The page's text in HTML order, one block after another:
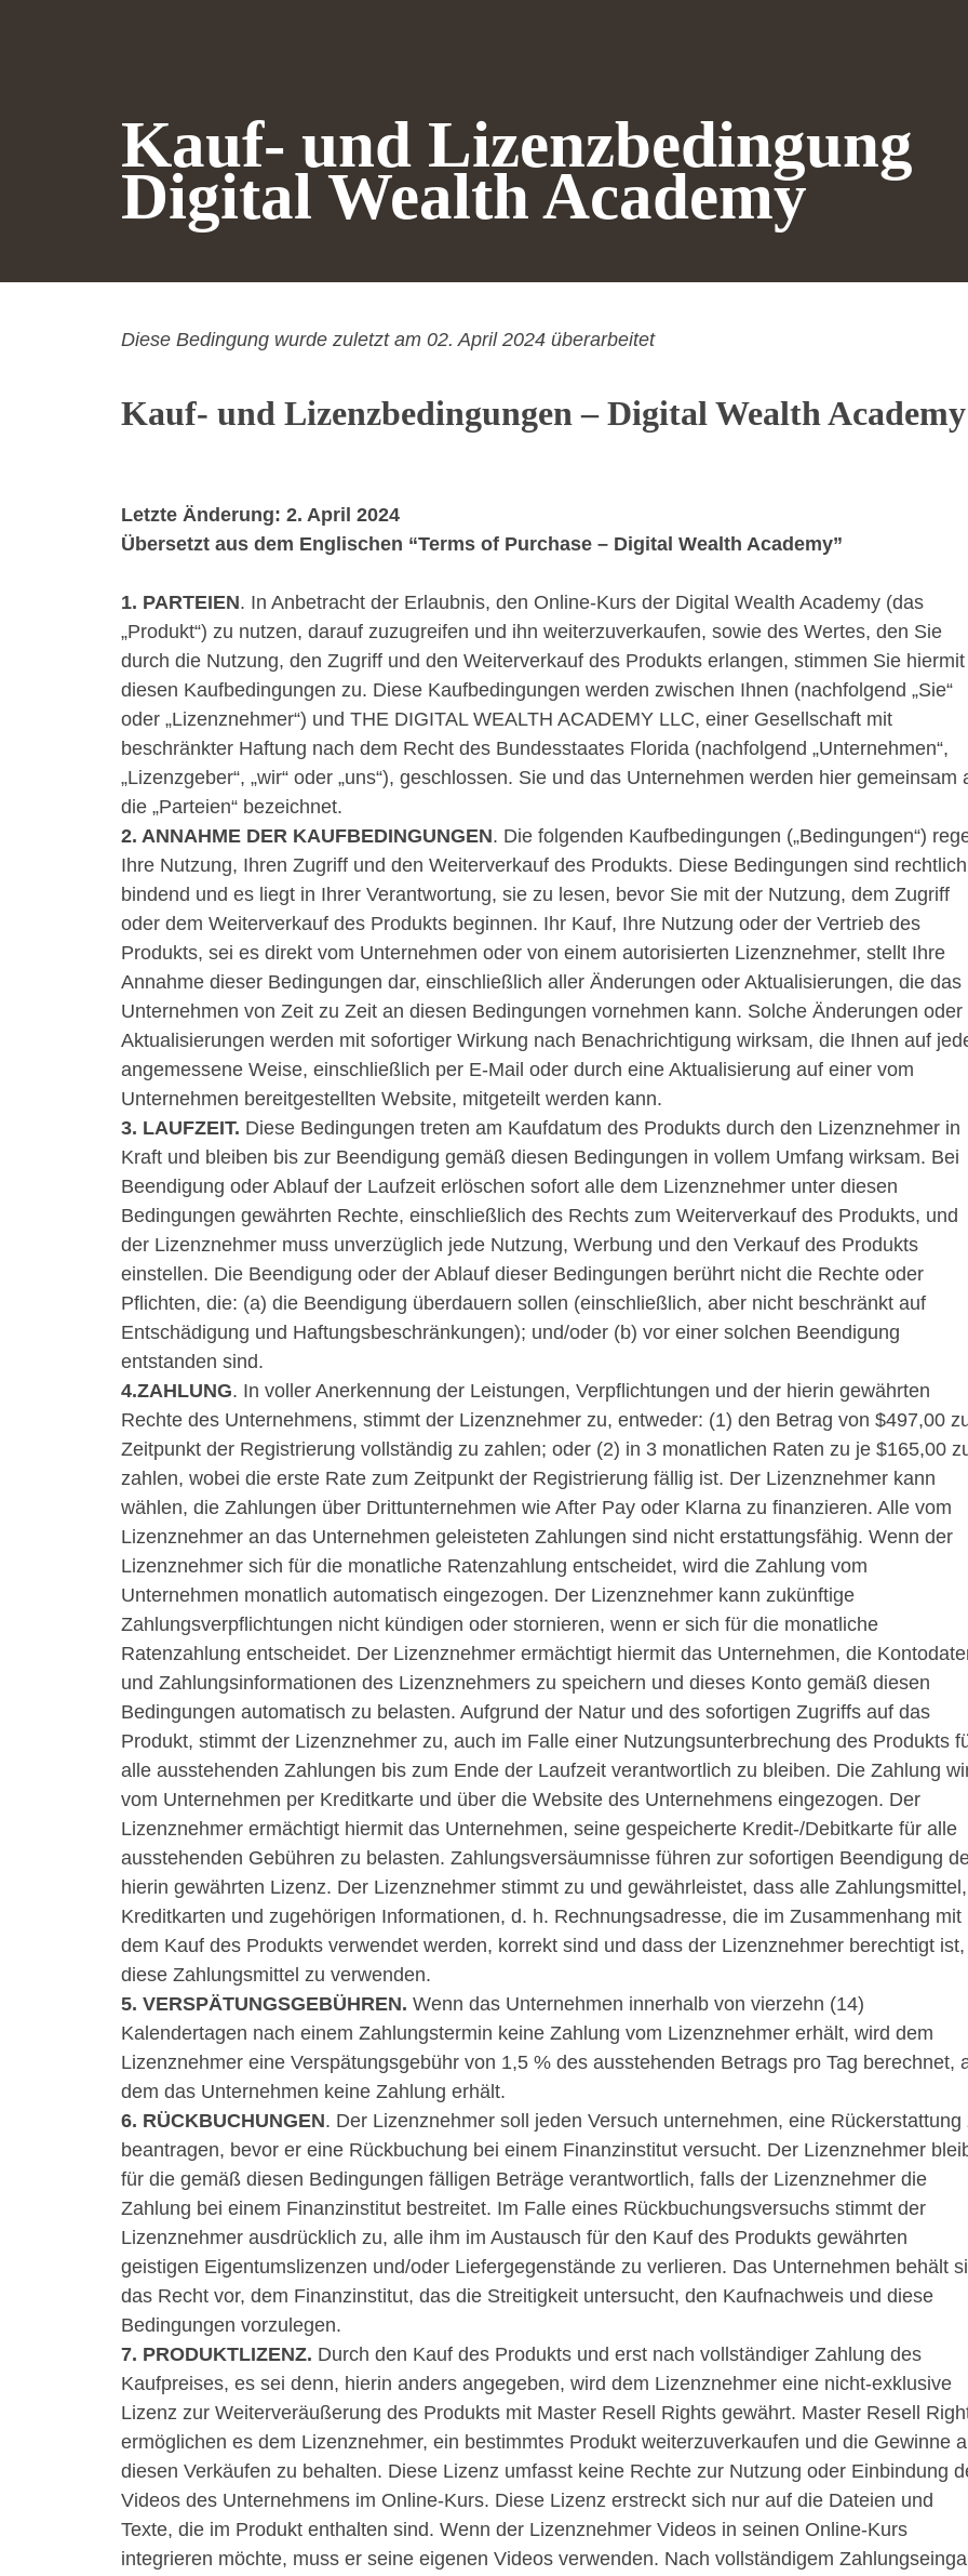
Kauf- und Lizenzbedingung
Digital Wealth Academy
Diese Bedingung wurde zuletzt am 02. April 2024 überarbeitet
Kauf- und Lizenzbedingungen – Digital Wealth Academy
Letzte Änderung: 2. April 2024
Übersetzt aus dem Englischen “Terms of Purchase – Digital Wealth Academy”
1. PARTEIEN. In Anbetracht der Erlaubnis, den Online-Kurs der Digital Wealth Academy (das
„Produkt“) zu nutzen, darauf zuzugreifen und ihn weiterzuverkaufen, sowie des Wertes, den Sie
durch die Nutzung, den Zugriff und den Weiterverkauf des Produkts erlangen, stimmen Sie hiermit
diesen Kaufbedingungen zu. Diese Kaufbedingungen werden zwischen Ihnen (nachfolgend „Sie“
oder „Lizenznehmer“) und THE DIGITAL WEALTH ACADEMY LLC, einer Gesellschaft mit
beschränkter Haftung nach dem Recht des Bundesstaates Florida (nachfolgend „Unternehmen“,
„Lizenzgeber“, „wir“ oder „uns“), geschlossen. Sie und das Unternehmen werden hier gemeinsam
die „Parteien“ bezeichnet.
2. ANNAHME DER KAUFBEDINGUNGEN. Die folgenden Kaufbedingungen („Bedingungen“)
Ihre Nutzung, Ihren Zugriff und den Weiterverkauf des Produkts. Diese Bedingungen sind rechtlich
bindend und es liegt in Ihrer Verantwortung, sie zu lesen, bevor Sie mit der Nutzung, dem Zugriff
oder dem Weiterverkauf des Produkts beginnen. Ihr Kauf, Ihre Nutzung oder der Vertrieb des
Produkts, sei es direkt vom Unternehmen oder von einem autorisierten Lizenznehmer, stellt Ihre
Annahme dieser Bedingungen dar, einschließlich aller Änderungen oder Aktualisierungen, die das
Unternehmen von Zeit zu Zeit an diesen Bedingungen vornehmen kann. Solche Änderungen oder
Aktualisierungen werden mit sofortiger Wirkung nach Benachrichtigung wirksam, die Ihnen auf
angemessene Weise, einschließlich per E-Mail oder durch eine Aktualisierung auf einer vom
Unternehmen bereitgestellten Website, mitgeteilt werden kann.
3. LAUFZEIT. Diese Bedingungen treten am Kaufdatum des Produkts durch den Lizenznehmer in
Kraft und bleiben bis zur Beendigung gemäß diesen Bedingungen in vollem Umfang wirksam. Bei
Beendigung oder Ablauf der Laufzeit erlöschen sofort alle dem Lizenznehmer unter diesen
Bedingungen gewährten Rechte, einschließlich des Rechts zum Weiterverkauf des Produkts, und
der Lizenznehmer muss unverzüglich jede Nutzung, Werbung und den Verkauf des Produkts
einstellen. Die Beendigung oder der Ablauf dieser Bedingungen berührt nicht die Rechte oder
Pflichten, die: (a) die Beendigung überdauern sollen (einschließlich, aber nicht beschränkt auf
Entschädigung und Haftungsbeschränkungen); und/oder (b) vor einer solchen Beendigung
entstanden sind.
4.ZAHLUNG. In voller Anerkennung der Leistungen, Verpflichtungen und der hierin gewährten
Rechte des Unternehmens, stimmt der Lizenznehmer zu, entweder: (1) den Betrag von $497,00
Zeitpunkt der Registrierung vollständig zu zahlen; oder (2) in 3 monatlichen Raten zu je $165,00
zahlen, wobei die erste Rate zum Zeitpunkt der Registrierung fällig ist. Der Lizenznehmer kann
wählen, die Zahlungen über Drittunternehmen wie After Pay oder Klarna zu finanzieren. Alle vom
Lizenznehmer an das Unternehmen geleisteten Zahlungen sind nicht erstattungsfähig. Wenn der
Lizenznehmer sich für die monatliche Ratenzahlung entscheidet, wird die Zahlung vom
Unternehmen monatlich automatisch eingezogen. Der Lizenznehmer kann zukünftige
Zahlungsverpflichtungen nicht kündigen oder stornieren, wenn er sich für die monatliche
Ratenzahlung entscheidet. Der Lizenznehmer ermächtigt hiermit das Unternehmen, die
und Zahlungsinformationen des Lizenznehmers zu speichern und dieses Konto gemäß diesen
Bedingungen automatisch zu belasten. Aufgrund der Natur und des sofortigen Zugriffs auf das
Produkt, stimmt der Lizenznehmer zu, auch im Falle einer Nutzungsunterbrechung des Produkts
alle ausstehenden Zahlungen bis zum Ende der Laufzeit verantwortlich zu bleiben. Die Zahlung
vom Unternehmen per Kreditkarte und über die Website des Unternehmens eingezogen. Der
Lizenznehmer ermächtigt hiermit das Unternehmen, seine gespeicherte Kredit-/Debitkarte für alle
ausstehenden Gebühren zu belasten. Zahlungsversäumnisse führen zur sofortigen Beendigung
hierin gewährten Lizenz. Der Lizenznehmer stimmt zu und gewährleistet, dass alle Zahlungsmittel,
Kreditkarten und zugehörigen Informationen, d. h. Rechnungsadresse, die im Zusammenhang mit
dem Kauf des Produkts verwendet werden, korrekt sind und dass der Lizenznehmer berechtigt ist,
diese Zahlungsmittel zu verwenden.
5. VERSPÄTUNGSGEBÜHREN. Wenn das Unternehmen innerhalb von vierzehn (14)
Kalendertagen nach einem Zahlungstermin keine Zahlung vom Lizenznehmer erhält, wird dem
Lizenznehmer eine Verspätungsgebühr von 1,5 % des ausstehenden Betrags pro Tag berechnet,
dem das Unternehmen keine Zahlung erhält.
6. RÜCKBUCHUNGEN. Der Lizenznehmer soll jeden Versuch unternehmen, eine Rückerstattung
beantragen, bevor er eine Rückbuchung bei einem Finanzinstitut versucht. Der Lizenznehmer
für die gemäß diesen Bedingungen fälligen Beträge verantwortlich, falls der Lizenznehmer die
Zahlung bei einem Finanzinstitut bestreitet. Im Falle eines Rückbuchungsversuchs stimmt der
Lizenznehmer ausdrücklich zu, alle ihm im Austausch für den Kauf des Produkts gewährten
geistigen Eigentumslizenzen und/oder Liefergegenstände zu verlieren. Das Unternehmen behält
das Recht vor, dem Finanzinstitut, das die Streitigkeit untersucht, den Kaufnachweis und diese
Bedingungen vorzulegen.
7. PRODUKTLIZENZ. Durch den Kauf des Produkts und erst nach vollständiger Zahlung des
Kaufpreises, es sei denn, hierin anders angegeben, wird dem Lizenznehmer eine nicht-exklusive
Lizenz zur Weiterveräußerung des Produkts mit Master Resell Rights gewährt. Master Resell
ermöglichen es dem Lizenznehmer, ein bestimmtes Produkt weiterzuverkaufen und die Gewinne
diesen Verkäufen zu behalten. Diese Lizenz umfasst keine Rechte zur Nutzung oder Einbindung
Videos des Unternehmens im Online-Kurs. Diese Lizenz erstreckt sich nur auf die Dateien und
Texte, die im Produkt enthalten sind. Wenn der Lizenznehmer Videos in seinen Online-Kurs
integrieren möchte, muss er seine eigenen Videos verwenden. Nach vollständigem